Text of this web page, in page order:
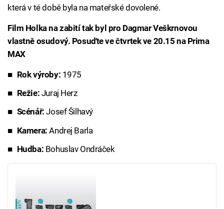
která v té době byla na mateřské dovolené.
Film Holka na zabití tak byl pro Dagmar Veškrnovou
vlastně osudový. Posuďte ve čtvrtek ve 20.15 na Prima
MAX
Rok výroby: 1975
Režie: Juraj Herz
Scénář: Josef Šilhavý
Kamera: Andrej Barla
Hudba: Bohuslav Ondráček